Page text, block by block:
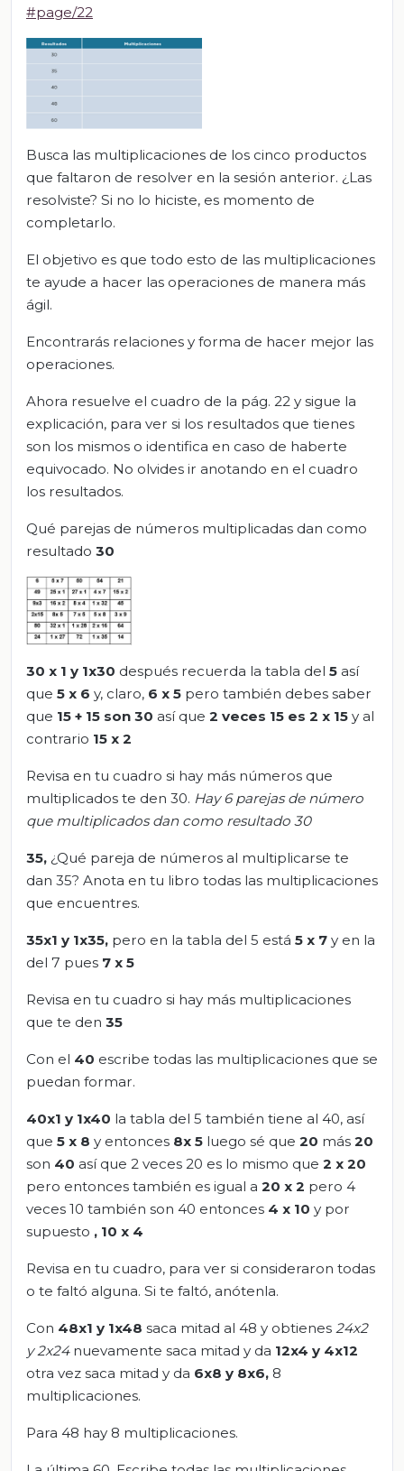
#page/22
Busca las multiplicaciones de los cinco productos
que faltaron de resolver en la sesión anterior. ¿Las
resolviste? Si no lo hiciste, es momento de
completarlo.
El objetivo es que todo esto de las multiplicaciones
te ayude a hacer las operaciones de manera más
ágil.
Encontrarás relaciones y forma de hacer mejor las
operaciones.
Ahora resuelve el cuadro de la pág. 22 y sigue la
explicación, para ver si los resultados que tienes
son los mismos o identifica en caso de haberte
equivocado. No olvides ir anotando en el cuadro
los resultados.
Qué parejas de números multiplicadas dan como
resultado 30
30 x 1 y 1x30 después recuerda la tabla del 5 así
que 5 x 6 y, claro, 6 x 5 pero también debes saber
que 15 + 15 son 30 así que 2 veces 15 es 2 x 15 y al
contrario 15 x 2
Revisa en tu cuadro si hay más números que
multiplicados te den 30. Hay 6 parejas de número
que multiplicados dan como resultado 30
35, ¿Qué pareja de números al multiplicarse te
dan 35? Anota en tu libro todas las multiplicaciones
que encuentres.
35x1 y 1x35, pero en la tabla del 5 está 5 x 7 y en la
del 7 pues 7 x 5
Revisa en tu cuadro si hay más multiplicaciones
que te den 35
Con el 40 escribe todas las multiplicaciones que se
puedan formar.
40x1 y 1x40 la tabla del 5 también tiene al 40, así
que 5 x 8 y entonces 8x 5 luego sé que 20 más 20
son 40 así que 2 veces 20 es lo mismo que 2 x 20
pero entonces también es igual a 20 x 2 pero 4
veces 10 también son 40 entonces 4 x 10 y por
supuesto , 10 x 4
Revisa en tu cuadro, para ver si consideraron todas
o te faltó alguna. Si te faltó, anótenla.
Con 48x1 y 1x48 saca mitad al 48 y obtienes 24x2
y 2x24 nuevamente saca mitad y da 12x4 y 4x12
otra vez saca mitad y da 6x8 y 8x6, 8
multiplicaciones.
Para 48 hay 8 multiplicaciones.